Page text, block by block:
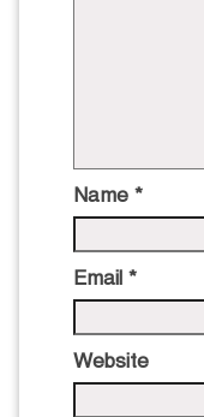
Name *
Email *
Website